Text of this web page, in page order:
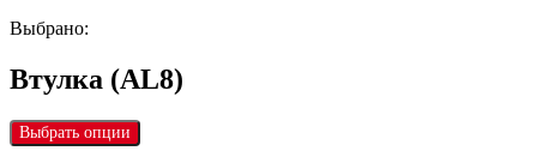
Выбрано:
Втулка (AL8)
Выбрать опции